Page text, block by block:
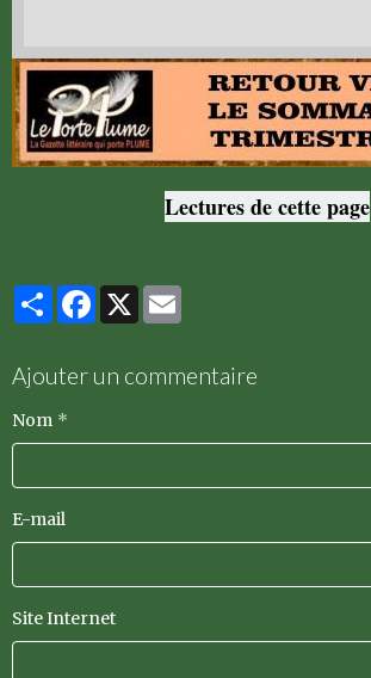
Lectures de cette page
PartagerFacebook
X
Ajouter un commentaire
Nom
E-mail
Site Internet